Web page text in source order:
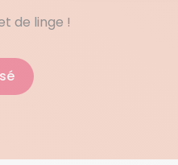
de linge !